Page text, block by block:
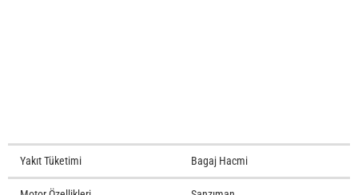
Yakıt Tüketimi Bagaj Hacmi